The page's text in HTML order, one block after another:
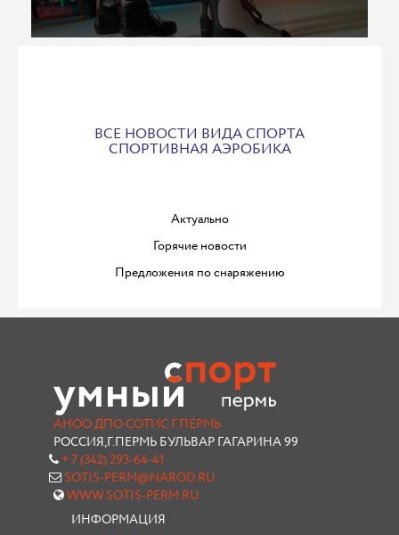
ВСЕ НОВОСТИ ВИДА СПОРТА
СПОРТИВНАЯ АЭРОБИКА
Актуально
Горячие новости
Предложения по снаряжению
АНОО ДПО СОТИС Г.ПЕРМЬ
РОССИЯ,Г.ПЕРМЬ БУЛЬВАР ГАГАРИНА 99
+ 7 (342) 293-64-41
SOTIS-PERM@NAROD.RU
WWW.SOTIS-PERM.RU
ИНФОРМАЦИЯ